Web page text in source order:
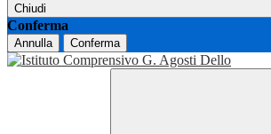
Chiudi
Conferma
Annulla Conferma